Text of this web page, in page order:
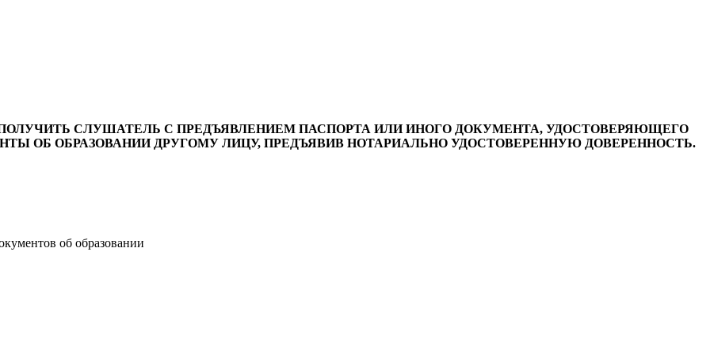
СЛУШАТЕЛЬ С ПРЕДЪЯВЛЕНИЕМ ПАСПОРТА ИЛИ ИНОГО ДОКУМЕНТА, УДОСТОВЕРЯЮЩЕГО
ОБ ОБРАЗОВАНИИ ДРУГОМУ ЛИЦУ, ПРЕДЪЯВИВ НОТАРИАЛЬНО УДОСТОВЕРЕННУЮ ДОВЕРЕННОСТЬ.
об образовании